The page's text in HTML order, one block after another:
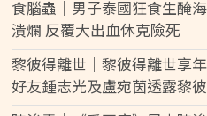
食腦蟲｜男子泰國狂食生醃
潰爛 反覆大出血休克險死
黎彼得離世｜黎彼得離世享
好友鍾志光及盧宛茵透露黎